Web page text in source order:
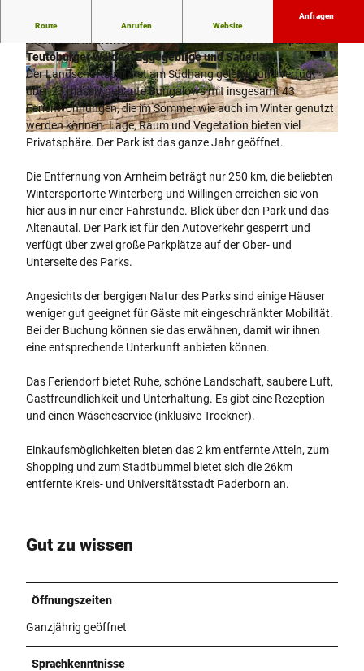
© Tom Gröger / Europa-Feriendorf | CC-BY-NC-ND
© Tom Gröger / Europa-Feriendorf |
CC-BY-NC-ND
© Mirjam Kleine Staarman |CC-BY-NC-ND
Route Anrufen Website
Anfragen
Das "Europa Feriendorf" ist ein Ferienpark gelegen im
Teutoburger Waldes, Eggegebirge und Sauerlan
Der Landschaftspark ist am Südhang gelegen und verfügt
über 23 massiv gebaute Bungalows mit insgesamt 43
Ferienwohnungen, die im Sommer wie auch im Winter genutzt
werden können. Lage, Raum und Vegetation bieten viel
Privatsphäre. Der Park ist das ganze Jahr geöffnet.
Die Entfernung von Arnheim beträgt nur 250 km, die beliebten
Wintersportorte Winterberg und Willingen erreichen sie von
hier aus in nur einer Fahrstunde. Blick über den Park und das
Altenautal. Der Park ist für den Autoverkehr gesperrt und
verfügt über zwei große Parkplätze auf der Ober- und
Unterseite des Parks.
Angesichts der bergigen Natur des Parks sind einige Häuser
weniger gut geeignet für Gäste mit eingeschränkter Mobilität.
Bei der Buchung können sie das erwähnen, damit wir ihnen
eine entsprechende Unterkunft anbieten können.
Das Feriendorf bietet Ruhe, schöne Landschaft, saubere Luft,
Gastfreundlichkeit und Unterhaltung. Es gibt eine Rezeption
und einen Wäscheservice (inklusive Trockner).
Einkaufsmöglichkeiten bieten das 2 km entfernte Atteln, zum
Shopping und zum Stadtbummel bietet sich die 26km
entfernte Kreis- und Universitätsstadt Paderborn an.
Gut zu wissen
Öffnungszeiten
Ganzjährig geöffnet
Sprachkenntnisse